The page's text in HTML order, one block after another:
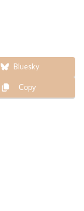
Bluesky
Copy